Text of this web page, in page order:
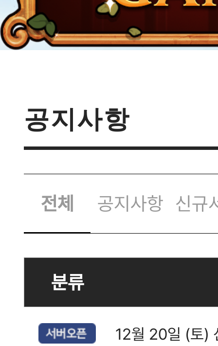
공지사항
전체 공지사항 신규
분류